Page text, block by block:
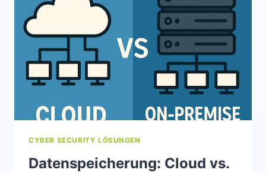
CYBER SECURITY LÖSUNGEN
Datenspeicherung: Cloud vs.